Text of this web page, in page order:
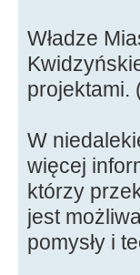
Władze
projektami.
W
więcej
którzy
jest
pomysły i